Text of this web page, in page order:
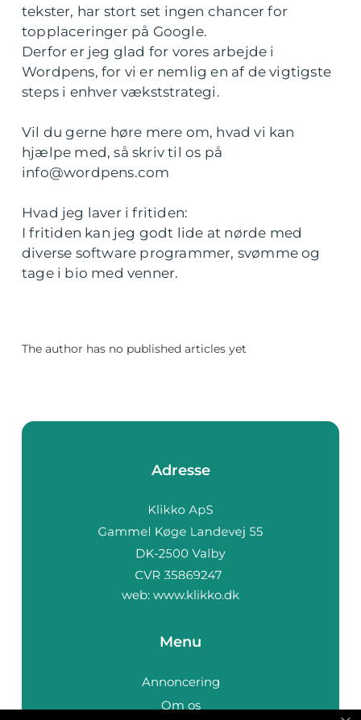
tekster, har stort set ingen chancer for
topplaceringer på Google.
Derfor er jeg glad for vores arbejde i
Wordpens, for vi er nemlig en af de vigtigste
steps i enhver vækststrategi.
Vil du gerne høre mere om, hvad vi kan
hjælpe med, så skriv til os på
info@wordpens.com
Hvad jeg laver i fritiden:
I fritiden kan jeg godt lide at nørde med
diverse software programmer, svømme og
tage i bio med venner.
The author has no published articles yet
Adresse
web: www.klikko.dk
Menu
Annoncering
Om os